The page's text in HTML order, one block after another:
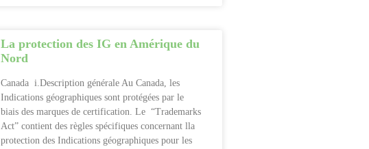
La protection des IG en Amérique du
Nord
Canada i.Description générale Au Canada, les
Indications géographiques sont protégées par le
biais des marques de certification. Le “Trademarks
Act” contient des règles spécifiques concernant lla
protection des Indications géographiques pour les